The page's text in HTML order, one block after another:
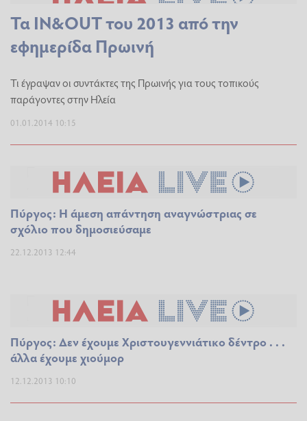
Τα IN&OUT του 2013 από την
εφημερίδα Πρωινή
Τι έγραψαν οι συντάκτες της Πρωινής για τους τοπικούς
παράγοντες στην Ηλεία
01.01.2014 10:15
Πύργος: Η άμεση απάντηση αναγνώστριας σε
σχόλιο που δημοσιεύσαμε
22.12.2013 12:44
Πύργος: Δεν έχουμε Χριστουγεννιάτικο δέντρο . . .
άλλα έχουμε χιούμορ
12.12.2013 10:10